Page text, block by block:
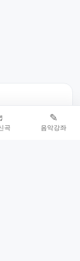
있는 음악 정보
곡
✎
음악강좌